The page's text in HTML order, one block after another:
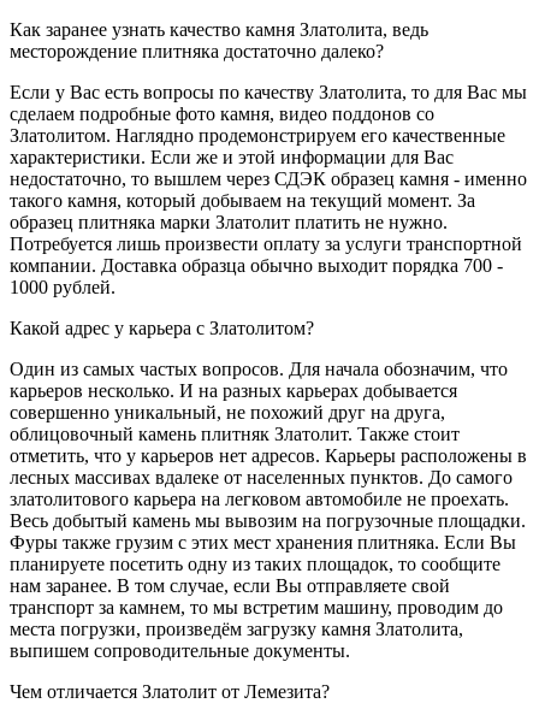
Как заранее узнать качество камня Златолита, ведь
месторождение плитняка достаточно далеко?
Если у Вас есть вопросы по качеству Златолита, то для Вас мы
сделаем подробные фото камня, видео поддонов со
Златолитом. Наглядно продемонстрируем его качественные
характеристики. Если же и этой информации для Вас
недостаточно, то вышлем через СДЭК образец камня - именно
такого камня, который добываем на текущий момент. За
образец плитняка марки Златолит платить не нужно.
Потребуется лишь произвести оплату за услуги транспортной
компании. Доставка образца обычно выходит порядка 700 -
1000 рублей.
Какой адрес у карьера с Златолитом?
Один из самых частых вопросов. Для начала обозначим, что
карьеров несколько. И на разных карьерах добывается
совершенно уникальный, не похожий друг на друга,
облицовочный камень плитняк Златолит. Также стоит
отметить, что у карьеров нет адресов. Карьеры расположены в
лесных массивах вдалеке от населенных пунктов. До самого
златолитового карьера на легковом автомобиле не проехать.
Весь добытый камень мы вывозим на погрузочные площадки.
Фуры также грузим с этих мест хранения плитняка. Если Вы
планируете посетить одну из таких площадок, то сообщите
нам заранее. В том случае, если Вы отправляете свой
транспорт за камнем, то мы встретим машину, проводим до
места погрузки, произведём загрузку камня Златолита,
выпишем сопроводительные документы.
Чем отличается Златолит от Лемезита?